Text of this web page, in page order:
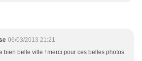
06/03/2013 21:21
bien belle ville ! merci pour ces belles photos